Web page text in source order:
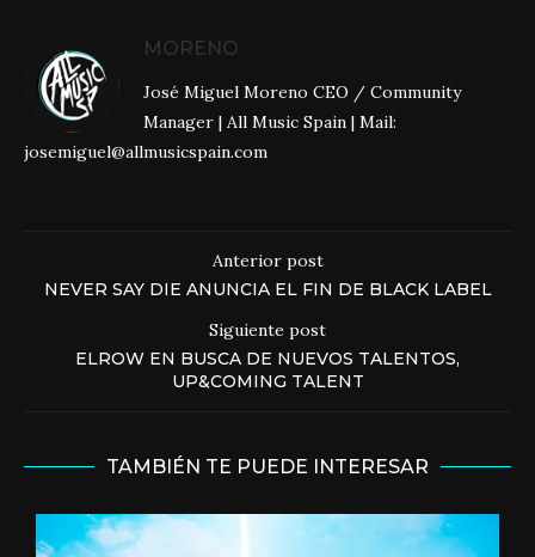
MORENO
José Miguel Moreno CEO / Community
Manager | All Music Spain | Mail:
josemiguel@allmusicspain.com
Anterior post
NEVER SAY DIE ANUNCIA EL FIN DE BLACK LABEL
Siguiente post
ELROW EN BUSCA DE NUEVOS TALENTOS,
UP&COMING TALENT
TAMBIÉN TE PUEDE INTERESAR